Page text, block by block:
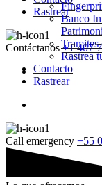
Rastrear
Contáctanos +1 407
Banco
Tramites
Rastrea
Contacto
Rastrear
Call emergency +55